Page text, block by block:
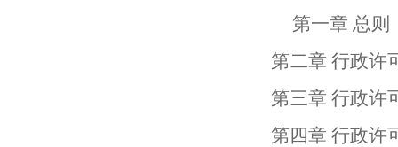
第一章 总则
第二章 行政许
第三章 行政许
第四章 行政许